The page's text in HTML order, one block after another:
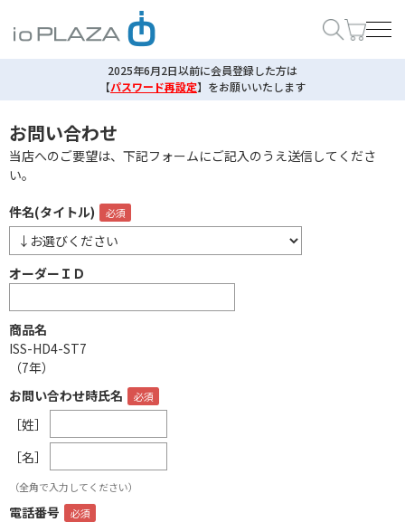
2025年6月2日以前に会員登録した方は
【パスワード再設定】 をお願いいたします
お問い合わせ
当店へのご要望は、下記フォームにご記入のうえ送信してくださ
い。
件名(タイトル)
オーダーＩＤ
商品名
ISS-HD4-ST7
（7年）
お問い合わせ時氏名
［姓］
［名］
（全角で入力してください）
電話番号